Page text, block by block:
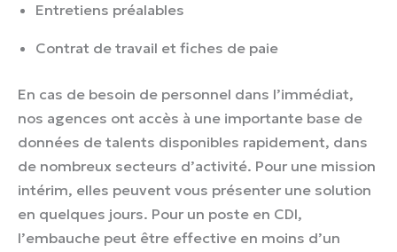
Entretiens préalables
Contrat de travail et fiches de paie
En cas de besoin de personnel dans l’immédiat,
nos agences ont accès à une importante base de
données de talents disponibles rapidement, dans
de nombreux secteurs d’activité. Pour une mission
intérim, elles peuvent vous présenter une solution
en quelques jours. Pour un poste en CDI,
l’embauche peut être effective en moins d’un